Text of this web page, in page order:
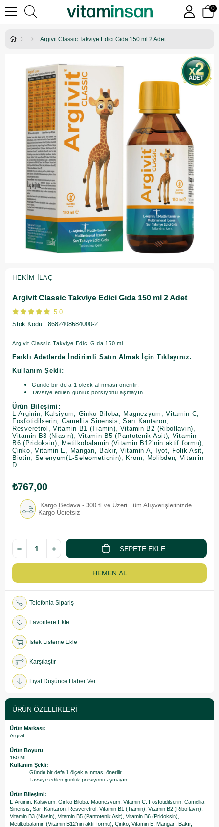
0
Argivit Classic Takviye Edici Gıda 150 ml 2 Adet
HEKIM İLAÇ
Argivit Classic Takviye Edici Gıda 150 ml 2 Adet
5.0
Stok Kodu
8682408684000-2
Argivit Classic Takviye Edici Gıda 150 ml
Farklı Adetlerde İndirimli Satın Almak İçin Tıklayınız.
Kullanım Şekli:
Günde bir defa 1 ölçek alınması önerilir.
Tavsiye edilen günlük porsiyonu aşmayın.
Ürün Bileşimi:
L-Arginin, Kalsiyum, Ginko Biloba, Magnezyum, Vitamin C,
Fosfotidilserin, Camellia Sinensis, Sarı Kantaron,
Resveretrol, Vitamin B1 (Tiamin), Vitamin B2 (Riboflavin),
Vitamin B3 (Niasin), Vitamin B5 (Pantotenik Asit), Vitamin
B6 (Pridoksin), Metilkobalamin (Vitamin B12’nin aktif formu),
Çinko, Vitamin E, Mangan, Bakır, Vitamin A, İyot, Folik Asit,
Biotin, Selenyum(L-Seleometionin), Krom, Molibden, Vitamin
D
₺767,00
Kargo Bedava - 300 tl ve Üzeri Tüm Alışverişlerinizde
Kargo Ücretsiz
Telefonla Sipariş
Favorilere Ekle
İstek Listeme Ekle
Karşılaştır
Fiyat Düşünce Haber Ver
ÜRÜN ÖZELLIKLERI
Ürün Markası:
Argivit
Ürün Boyutu:
150 ML
Kullanım Şekli:
Günde bir defa 1 ölçek alınması önerilir.
Tavsiye edilen günlük porsiyonu aşmayın.
Ürün Bileşimi:
L-Arginin, Kalsiyum, Ginko Biloba, Magnezyum, Vitamin C, Fosfotidilserin, Camellia
Sinensis, Sarı Kantaron, Resveretrol, Vitamin B1 (Tiamin), Vitamin B2 (Riboflavin),
Vitamin B3 (Niasin), Vitamin B5 (Pantotenik Asit), Vitamin B6 (Pridoksin),
Metilkobalamin (Vitamin B12’nin aktif formu), Çinko, Vitamin E, Mangan, Bakır,